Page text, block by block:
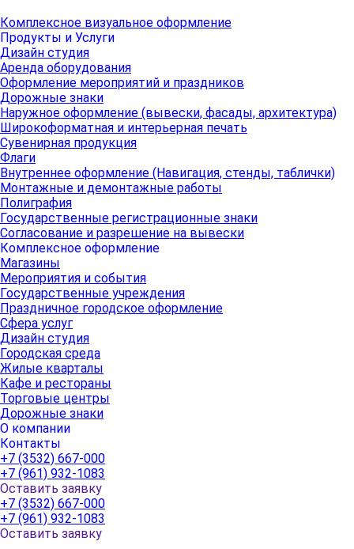
Комплексное визуальное оформление
Продукты и Услуги
Дизайн студия
Аренда оборудования
Оформление мероприятий и праздников
Дорожные знаки
Наружное оформление (вывески, фасады, архитектура)
Широкоформатная и интерьерная печать
Сувенирная продукция
Флаги
Внутреннее оформление (Навигация, стенды, таблички)
Монтажные и демонтажные работы
Полиграфия
Государственные регистрационные знаки
Согласование и разрешение на вывески
Комплексное оформление
Магазины
Мероприятия и события
Государственные учреждения
Праздничное городское оформление
Сфера услуг
Дизайн студия
Городская среда
Жилые кварталы
Кафе и рестораны
Торговые центры
Дорожные знаки
О компании
Контакты
+7 (3532) 667-000
+7 (961) 932-1083
Оставить заявку
+7 (3532) 667-000
+7 (961) 932-1083
Оставить заявку